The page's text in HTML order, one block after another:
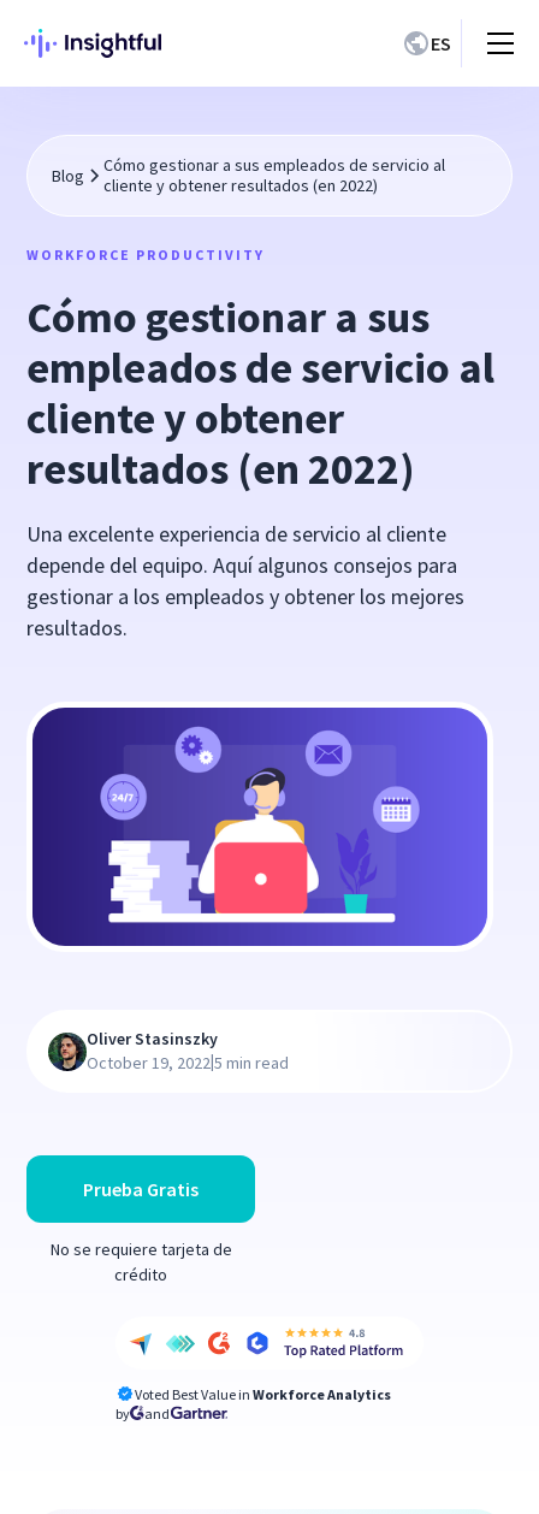
ES
Blog
Cómo gestionar a sus empleados de servicio al
cliente y obtener resultados (en 2022)
WORKFORCE PRODUCTIVITY
Cómo gestionar a sus
empleados de servicio al
cliente y obtener
resultados (en 2022)
Una excelente experiencia de servicio al cliente
depende del equipo. Aquí algunos consejos para
gestionar a los empleados y obtener los mejores
resultados.
Prueba Gratis
No se requiere tarjeta de
crédito
Voted Best Value in Workforce Analytics
by
and
Oliver Stasinszky
October 19, 2022|5 min read